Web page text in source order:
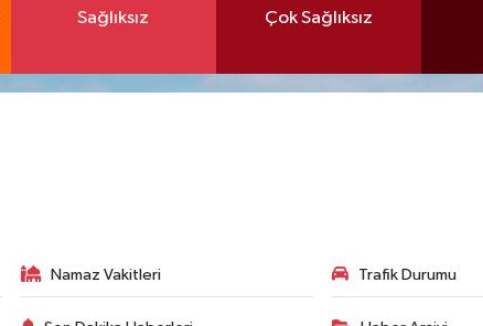
Sağlıksız Çok Sağlıksız
Namaz Vakitleri Trafik Durumu